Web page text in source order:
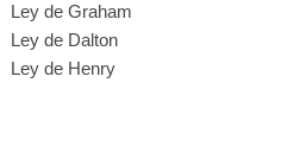
Ley de Graham
Ley de Dalton
Ley de Henry